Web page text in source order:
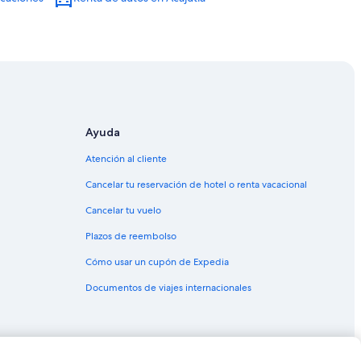
Ayuda
Atención al cliente
Cancelar tu reservación de hotel o renta vacacional
Cancelar tu vuelo
Plazos de reembolso
Cómo usar un cupón de Expedia
Documentos de viajes internacionales